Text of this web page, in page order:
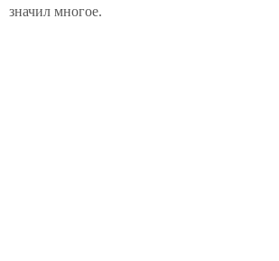
значил многое.